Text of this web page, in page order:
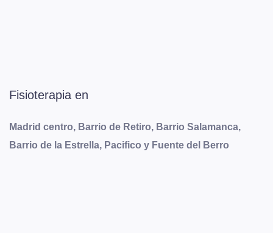
Fisioterapia en
Madrid centro, Barrio de Retiro, Barrio Salamanca,
Barrio de la Estrella, Pacifico y Fuente del Berro